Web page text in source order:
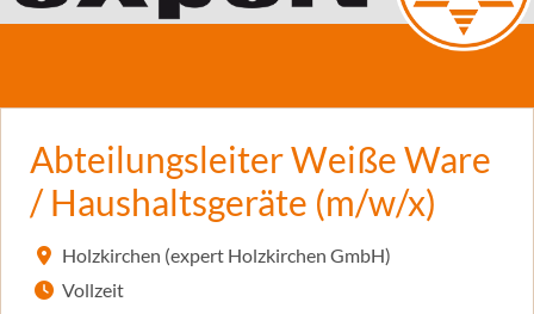
Abteilungsleiter Weiße Ware
/ Haushaltsgeräte (m/w/x)
Holzkirchen (expert Holzkirchen GmbH)
Vollzeit